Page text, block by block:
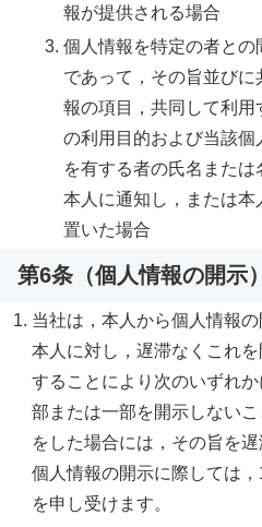
報が提供される場合
個人情報を特定の者と
であって，その旨並び
報の項目，共同して利
の利用目的および当該
を有する者の氏名また
本人に通知し，または
置いた場合
第6条（個人情報の開示）
当社は，本人から個人情報
本人に対し，遅滞なくこれ
することにより次のいずれ
部または一部を開示しない
をした場合には，その旨を
個人情報の開示に際しては
を申し受けます。